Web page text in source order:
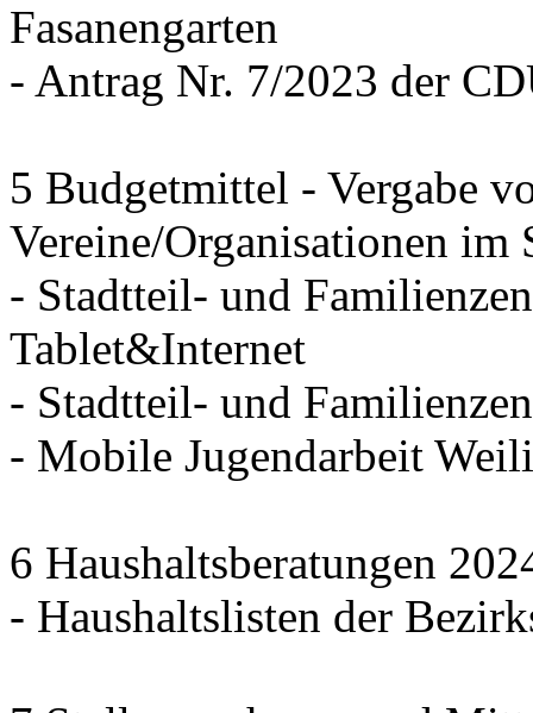
Fasanengarten
- Antrag Nr. 7/2023 der
5 Budgetmittel - Vergabe
Vereine/Organisationen im
- Stadtteil- und
Tablet&Internet
- Stadtteil- und
- Mobile Jugendarbeit
6 Haushaltsberatungen
- Haushaltslisten der